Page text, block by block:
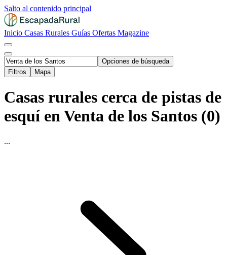
Salto al contenido principal
Inicio Casas Rurales Guías Ofertas Magazine
Opciones de búsqueda
Filtros
Mapa
Casas rurales cerca de pistas de
esquí en Venta de los Santos (0)
...